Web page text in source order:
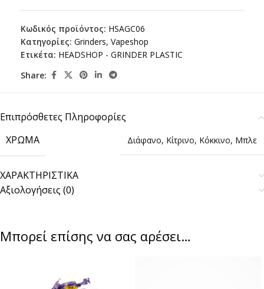
Κωδικός προϊόντος: HSAGC06
Κατηγορίες: Grinders, Vapeshop
Ετικέτα: HEADSHOP - GRINDER PLASTIC
Share:
Επιπρόσθετες Πληροφορίες
ΧΡΏΜΑ
Διάφανο, Κίτρινο, Κόκκινο, Μπλε
ΧΑΡΑΚΤΗΡΙΣΤΙΚΑ
Αξιολογήσεις (0)
Μπορεί επίσης να σας αρέσει…